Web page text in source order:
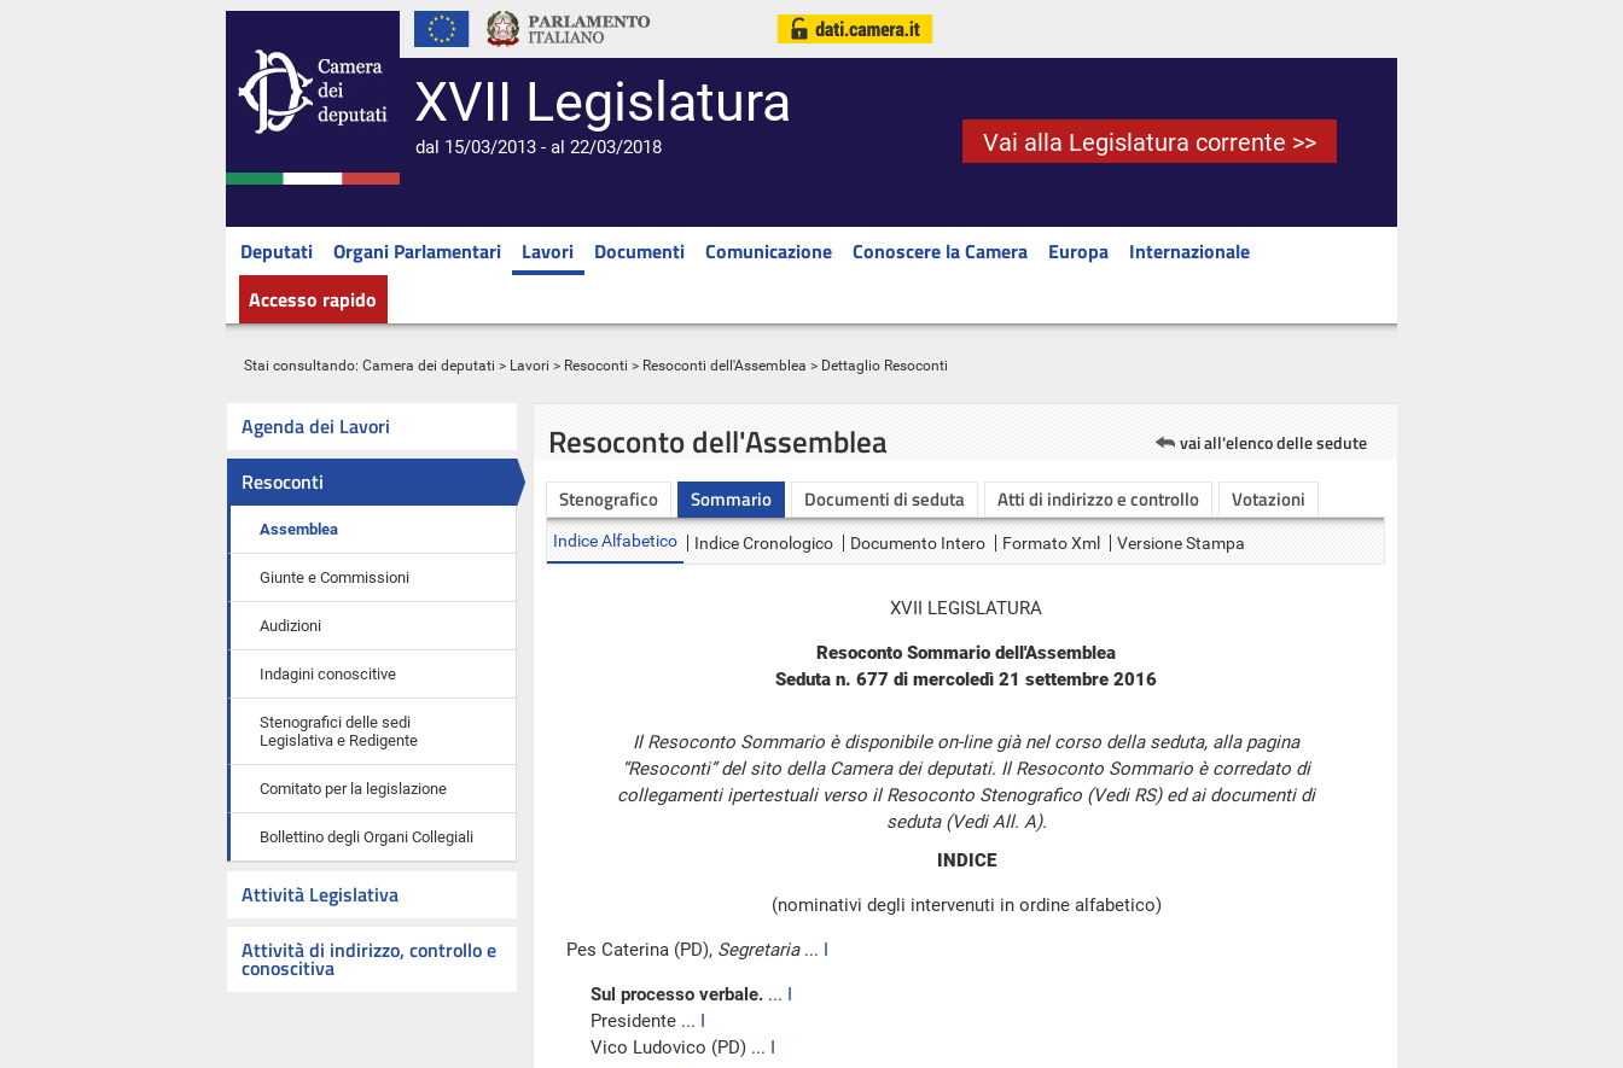
XVII Legislatura
dal 15/03/2013 - al 22/03/2018 Vai alla Legislatura corrente >>
Deputati Organi Parlamentari Lavori Documenti Comunicazione Conoscere la Camera Europa
Internazionale
Accesso rapido
Stai consultando: Camera dei deputati > Lavori > Resoconti > Resoconti dell'Assemblea > Dettaglio Resoconti
Agenda dei Lavori
Resoconti
Assemblea
Giunte e Commissioni
Audizioni
Indagini conoscitive
Stenografici delle sedi
Legislativa e Redigente
Comitato per la legislazione
Bollettino degli Organi Collegiali
Attività Legislativa
Attività di indirizzo, controllo e
conoscitiva
Resoconto dell'Assemblea vai all'elenco delle sedute
Stenografico Sommario Documenti di seduta Atti di indirizzo e controllo Votazioni
Indice Alfabetico Indice Cronologico Documento Intero Formato Xml Versione Stampa
XVII LEGISLATURA
Resoconto Sommario dell'Assemblea
Seduta n. 677 di mercoledì 21 settembre 2016
Il Resoconto Sommario è disponibile on-line già nel corso della seduta, alla pagina
“Resoconti” del sito della Camera dei deputati. Il Resoconto Sommario è corredato di
collegamenti ipertestuali verso il Resoconto Stenografico (Vedi RS) ed ai documenti di
seduta (Vedi All. A).
INDICE
(nominativi degli intervenuti in ordine alfabetico)
Pes Caterina (PD), Segretaria... I
Sul processo verbale. ... I
Presidente ... I
Vico Ludovico (PD) ... I